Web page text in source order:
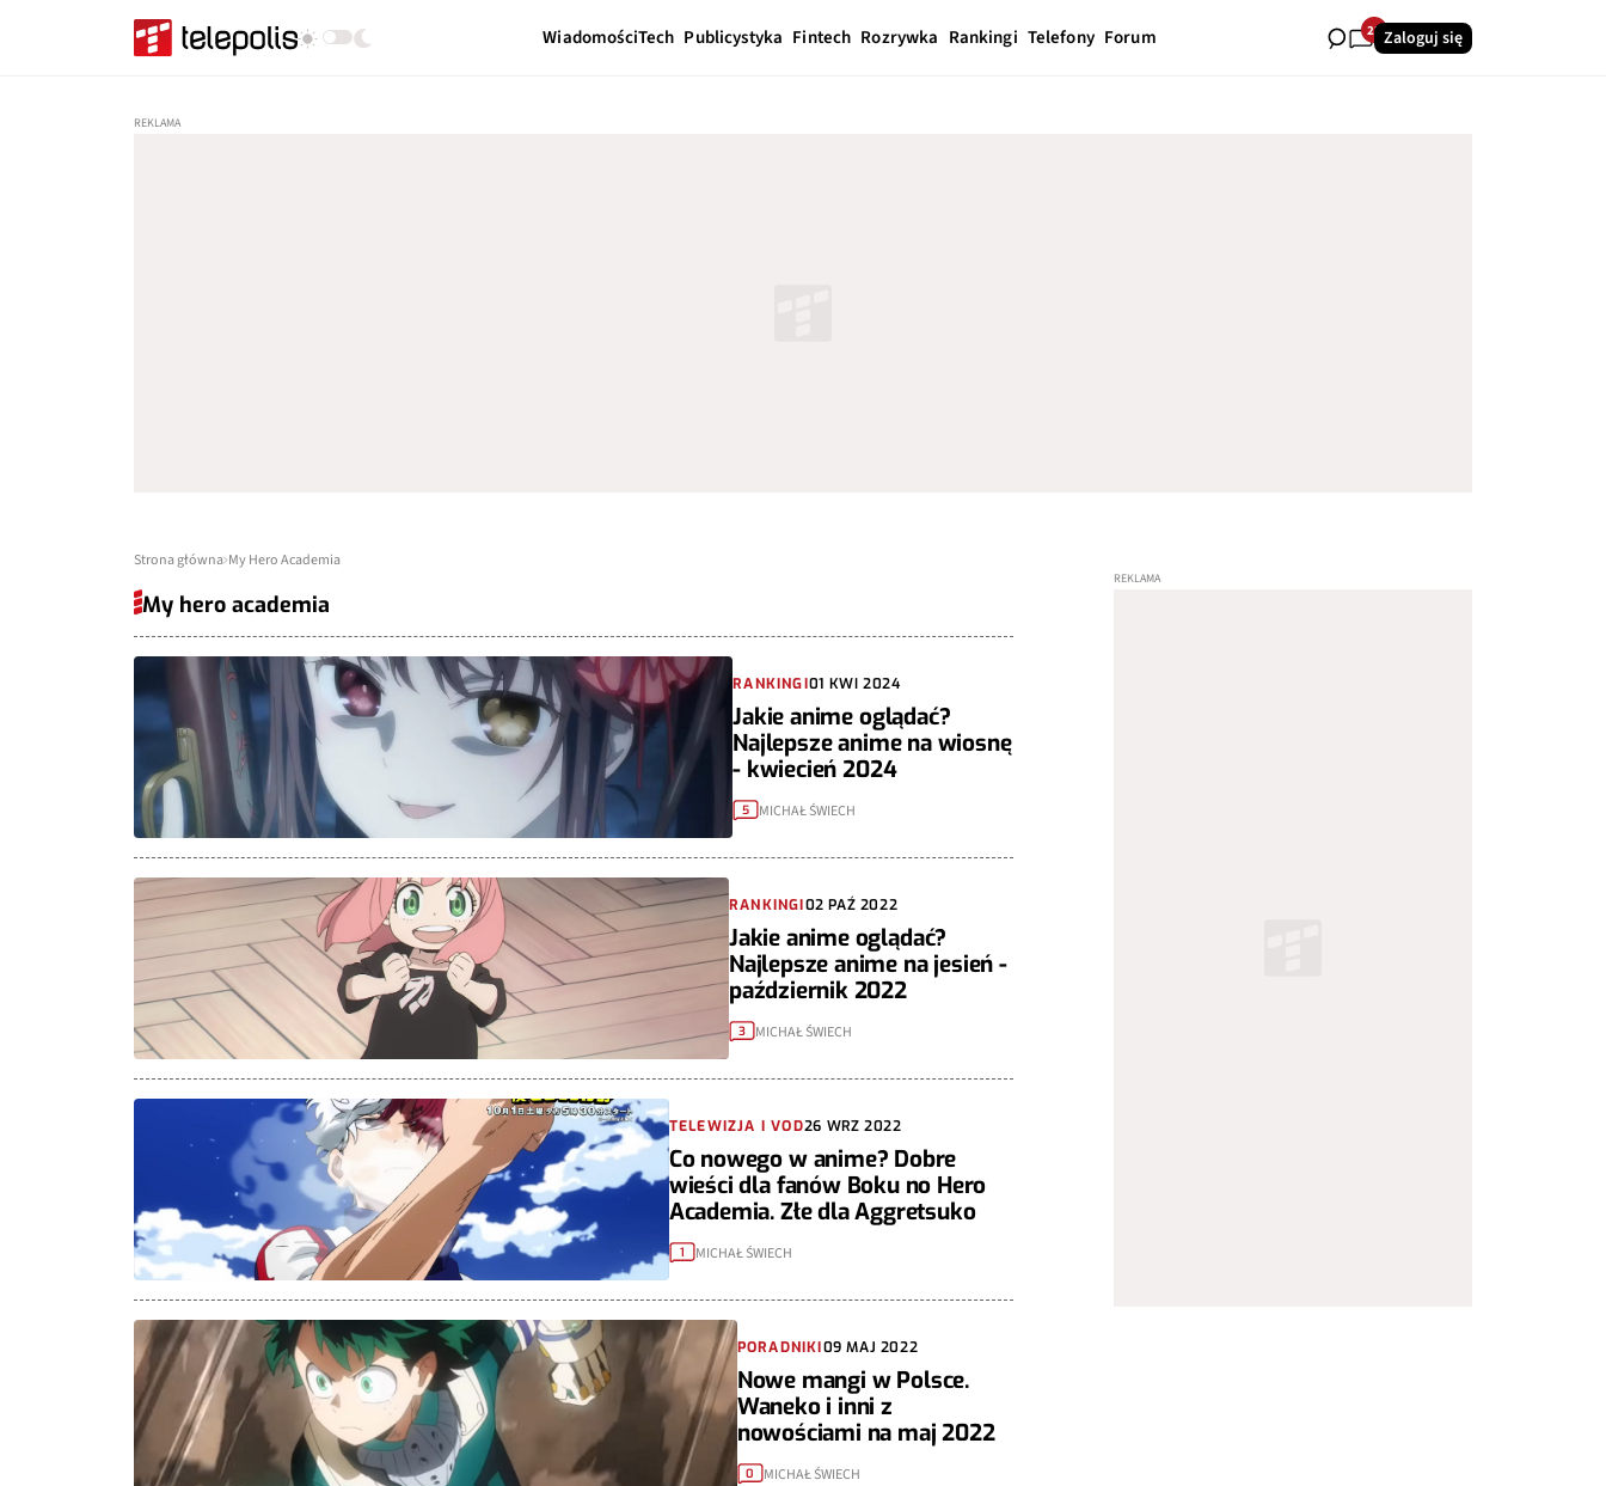
WiadomościTech Publicystyka Fintech Rozrywka Rankingi Telefony Forum 23Zaloguj się
Strona główna My Hero Academia
My hero academia
RANKINGI01 KWI 2024
Jakie anime oglądać?
Najlepsze anime na wiosnę
- kwiecień 2024
5 MICHAŁ ŚWIECH
RANKINGI02 PAŹ 2022
Jakie anime oglądać?
Najlepsze anime na jesień -
październik 2022
3 MICHAŁ ŚWIECH
TELEWIZJA I VOD26 WRZ 2022
Co nowego w anime? Dobre
wieści dla fanów Boku no Hero
Academia. Złe dla Aggretsuko
1 MICHAŁ ŚWIECH
PORADNIKI09 MAJ 2022
Nowe mangi w Polsce.
Waneko i inni z
nowościami na maj 2022
0 MICHAŁ ŚWIECH